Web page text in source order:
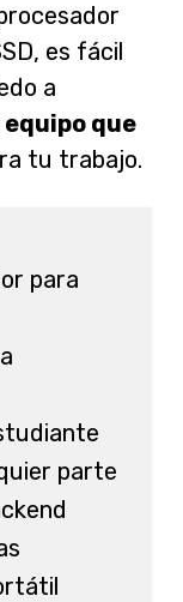
es fácil
a
que
tu trabajo.
para
parte